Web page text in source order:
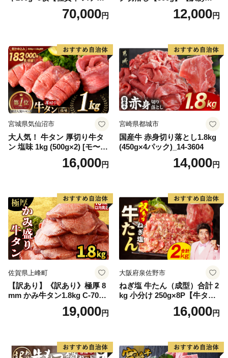
キ ブランド肉 ヒレ肉 フィレ
肉 ジューシー ヘルシー】(H0
70,000円 12,000円
宮城県気仙沼市
大人気！ 牛タン 厚切り牛タ
ン 塩味 1kg (500g×2) [モ〜ラ
ンド 宮城県 気仙沼市 205646
60] 肉 牛肉 精肉 牛たん 牛タ
厚切り タン
16,000円
宮崎県都城市
国産牛 赤身切り落とし1.8kg
(450g×4パック)_14-3604
14,000円
佐賀県上峰町
【訳あり】《訳あり》極厚 8
mm かみ牛タン1.8kg C-709-
19,000円
大阪府泉佐野市
ねぎ塩 牛たん（成型）合計 2
kg 小分け 250g×8P【牛タン
牛肉 焼肉用 薄切り 訳あり サ
16,000円